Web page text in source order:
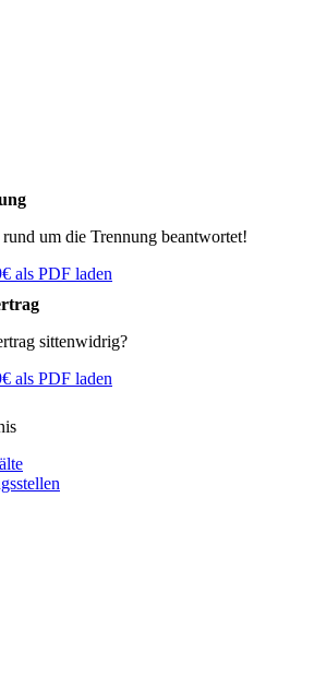
um die Trennung beantwortet!
als PDF laden
sittenwidrig?
als PDF laden